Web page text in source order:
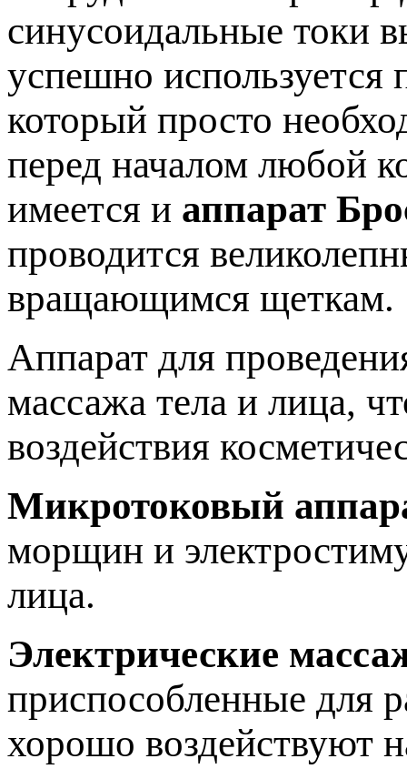
синусоидальные токи
успешно используется
который просто
перед началом любой
имеется и аппарат
проводится
вращающимся щеткам.
Аппарат для
массажа тела и лица,
воздействия
Микротоковый
морщин и
лица.
Электрические
приспособленные для
хорошо воздействуют